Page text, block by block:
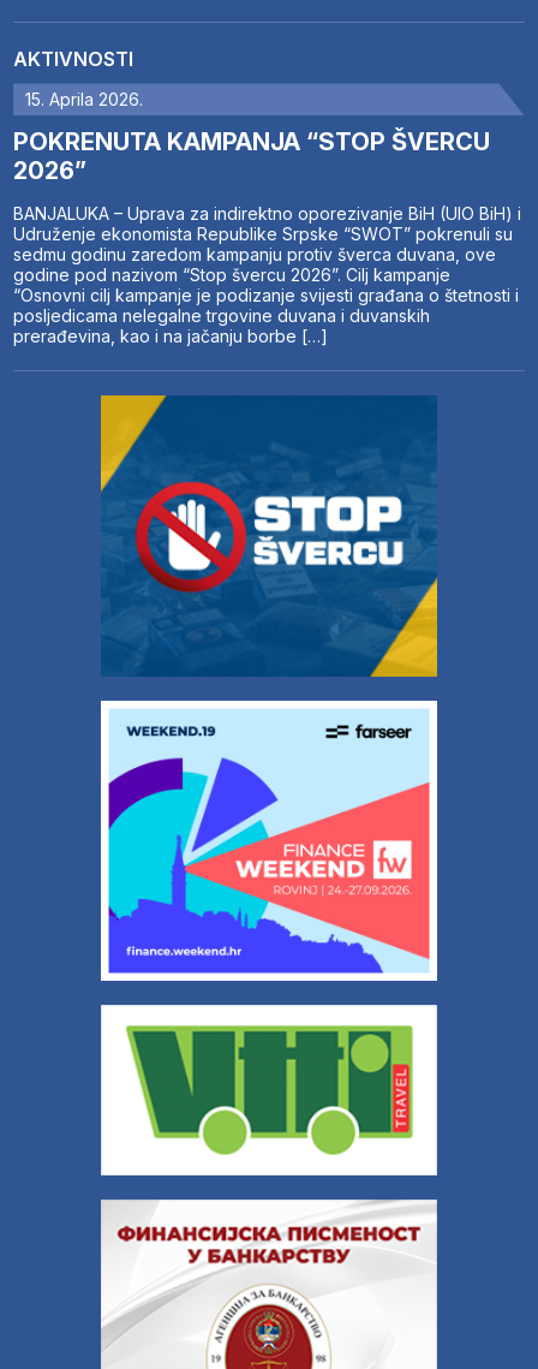
AKTIVNOSTI
15. Aprila 2026.
POKRENUTA KAMPANJA “STOP ŠVERCU
2026”
BANJALUKA – Uprava za indirektno oporezivanje BiH (UIO BiH) i
Udruženje ekonomista Republike Srpske “SWOT” pokrenuli su
sedmu godinu zaredom kampanju protiv šverca duvana, ove
godine pod nazivom “Stop švercu 2026”. Cilj kampanje
“Osnovni cilj kampanje je podizanje svijesti građana o štetnosti i
posljedicama nelegalne trgovine duvana i duvanskih
prerađevina, kao i na jačanju borbe […]